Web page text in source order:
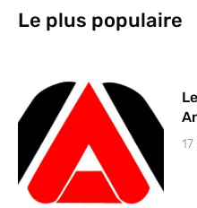
Le plus populaire